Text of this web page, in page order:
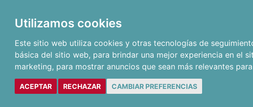
Utilizamos cookies
Este sitio web utiliza cookies y otras tecnologías de
básica del sitio web, para brindar una mejor experiencia en el
marketing, para mostrar anuncios que sean más relevantes
ACEPTAR RECHAZAR CAMBIAR PREFERENCIAS